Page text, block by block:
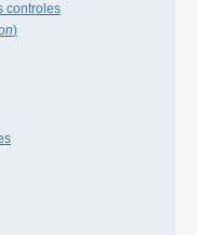
controles
)